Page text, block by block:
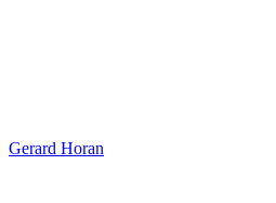
Gerard Horan